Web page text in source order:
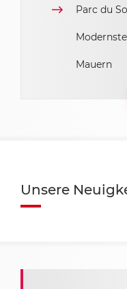
Parc du
Mauern
Unsere